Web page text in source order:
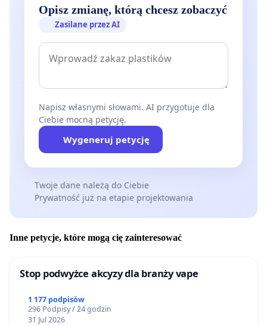
Opisz zmianę, którą chcesz zobaczyć
Zasilane przez AI
Napisz własnymi słowami. AI przygotuje dla
Ciebie mocną petycję.
Wygeneruj petycję
Twoje dane należą do Ciebie
Prywatność już na etapie projektowania
Inne petycje, które mogą cię zainteresować
Stop podwyżce akcyzy dla branży vape
1 177 podpisów
296 Podpisy / 24 godzin
31 Jul 2026